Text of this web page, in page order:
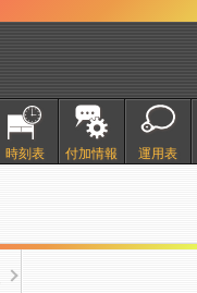
時刻表 付加情報 運用表